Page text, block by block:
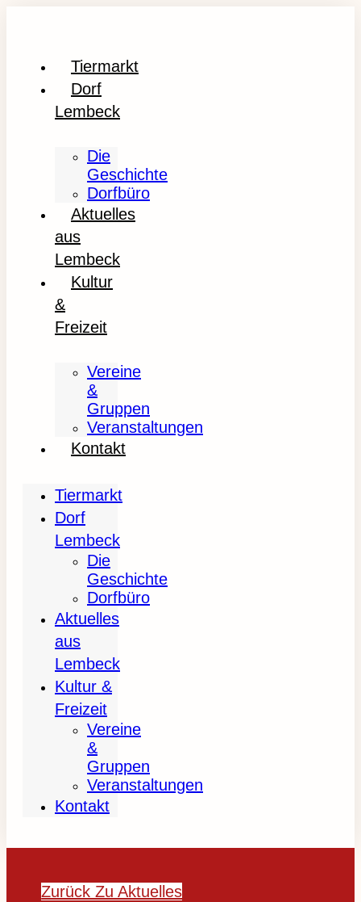
Tiermarkt
Dorf
Lembeck
Die
Geschichte
Dorfbüro
Aktuelles
aus
Lembeck
Kultur
&
Freizeit
Vereine
&
Gruppen
Veranstaltungen
Kontakt
Tiermarkt
Dorf
Lembeck
Die
Geschichte
Dorfbüro
Aktuelles
aus
Lembeck
Kultur &
Freizeit
Vereine
&
Gruppen
Veranstaltungen
Kontakt
Zurück Zu Aktuelles